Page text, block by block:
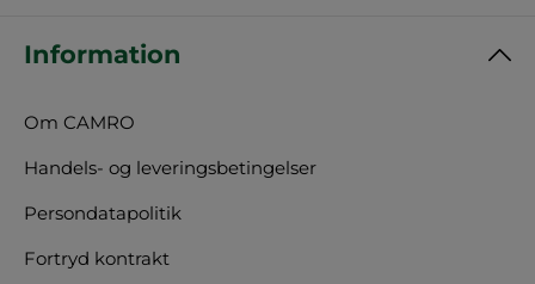
Information
Om CAMRO
Handels- og leveringsbetingelser
Persondatapolitik
Fortryd kontrakt